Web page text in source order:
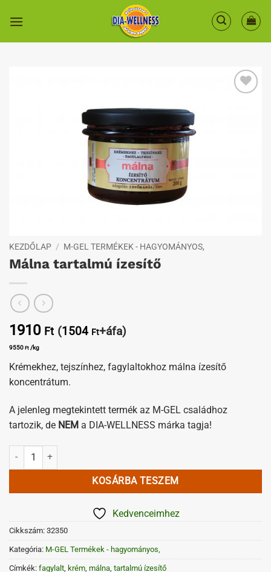
KEZDŐLAP / M-GEL TERMÉKEK - HAGYOMÁNYOS,
Málna tartalmú ízesítő
1910 Ft (1504 Ft+áfa)
9550 Ft /kg
Krémekhez, tejszínhez, fagylaltokhoz málna ízesítő
koncentrátum.
A jelenleg megtekintett termék az M-GEL családhoz
tartozik, de NEM a DIA-WELLNESS márka tagja!
Málna tartalmú ízesítő mennyiség
KOSÁRBA TESZEM
Kedvenceimhez
Cikkszám: 32350
Kategória: M-GEL Termékek - hagyományos,
Címkék: fagylalt krém málna tartalmú ízesítő